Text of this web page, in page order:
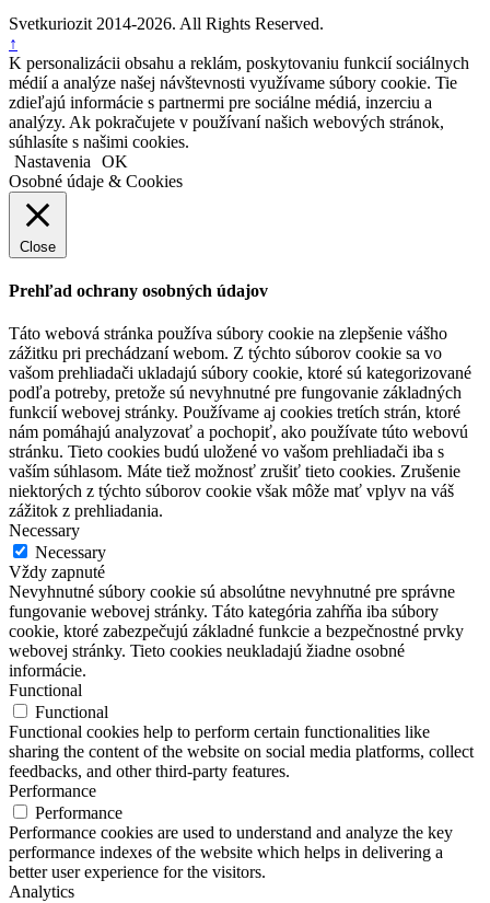
Svetkuriozit 2014-2026. All Rights Reserved.
↑
K personalizácii obsahu a reklám, poskytovaniu funkcií sociálnych
médií a analýze našej návštevnosti využívame súbory cookie. Tie
zdieľajú informácie s partnermi pre sociálne médiá, inzerciu a
analýzy. Ak pokračujete v používaní našich webových stránok,
súhlasíte s našimi cookies.
Nastavenia
OK
Osobné údaje & Cookies
Close
Prehľad ochrany osobných údajov
Táto webová stránka používa súbory cookie na zlepšenie vášho
zážitku pri prechádzaní webom. Z týchto súborov cookie sa vo
vašom prehliadači ukladajú súbory cookie, ktoré sú kategorizované
podľa potreby, pretože sú nevyhnutné pre fungovanie základných
funkcií webovej stránky. Používame aj cookies tretích strán, ktoré
nám pomáhajú analyzovať a pochopiť, ako používate túto webovú
stránku. Tieto cookies budú uložené vo vašom prehliadači iba s
vaším súhlasom. Máte tiež možnosť zrušiť tieto cookies. Zrušenie
niektorých z týchto súborov cookie však môže mať vplyv na váš
zážitok z prehliadania.
Necessary
Necessary
Vždy zapnuté
Nevyhnutné súbory cookie sú absolútne nevyhnutné pre správne
fungovanie webovej stránky. Táto kategória zahŕňa iba súbory
cookie, ktoré zabezpečujú základné funkcie a bezpečnostné prvky
webovej stránky. Tieto cookies neukladajú žiadne osobné
informácie.
Functional
Functional
Functional cookies help to perform certain functionalities like
sharing the content of the website on social media platforms, collect
feedbacks, and other third-party features.
Performance
Performance
Performance cookies are used to understand and analyze the key
performance indexes of the website which helps in delivering a
better user experience for the visitors.
Analytics